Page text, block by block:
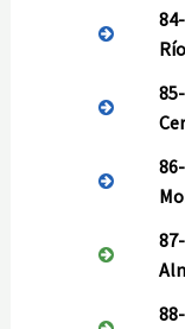
84-
85-
86-
87-
88-